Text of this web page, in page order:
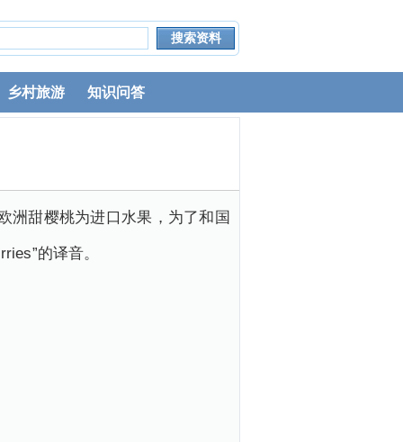
乡村旅游 知识问答
洲甜樱桃为进口水果，为了和国
的译音。